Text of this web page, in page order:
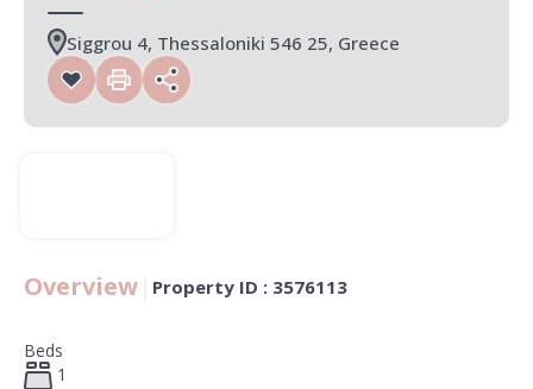
Siggrou 4, Thessaloniki 546 25, Greece
Overview Property ID : 3576113
Beds
1